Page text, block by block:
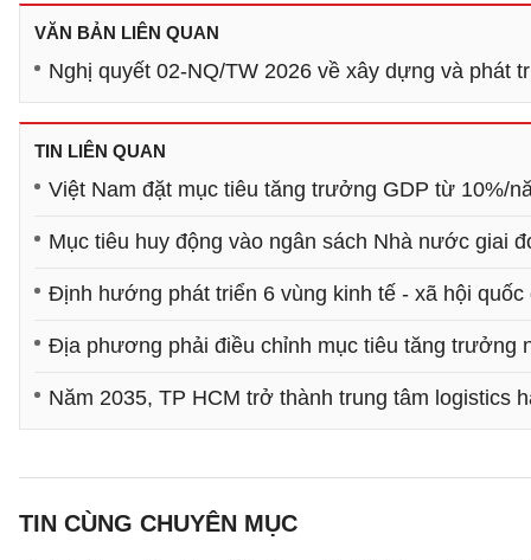
VĂN BẢN LIÊN QUAN
Nghị quyết 02-NQ/TW 2026 về xây dựng và phát
TIN LIÊN QUAN
Việt Nam đặt mục tiêu tăng trưởng GDP từ 10%/
Mục tiêu huy động vào ngân sách Nhà nước giai
Định hướng phát triển 6 vùng kinh tế - xã hội
Địa phương phải điều chỉnh mục tiêu tăng trưởng
Năm 2035, TP HCM trở thành trung tâm logistics
TIN CÙNG CHUYÊN MỤC